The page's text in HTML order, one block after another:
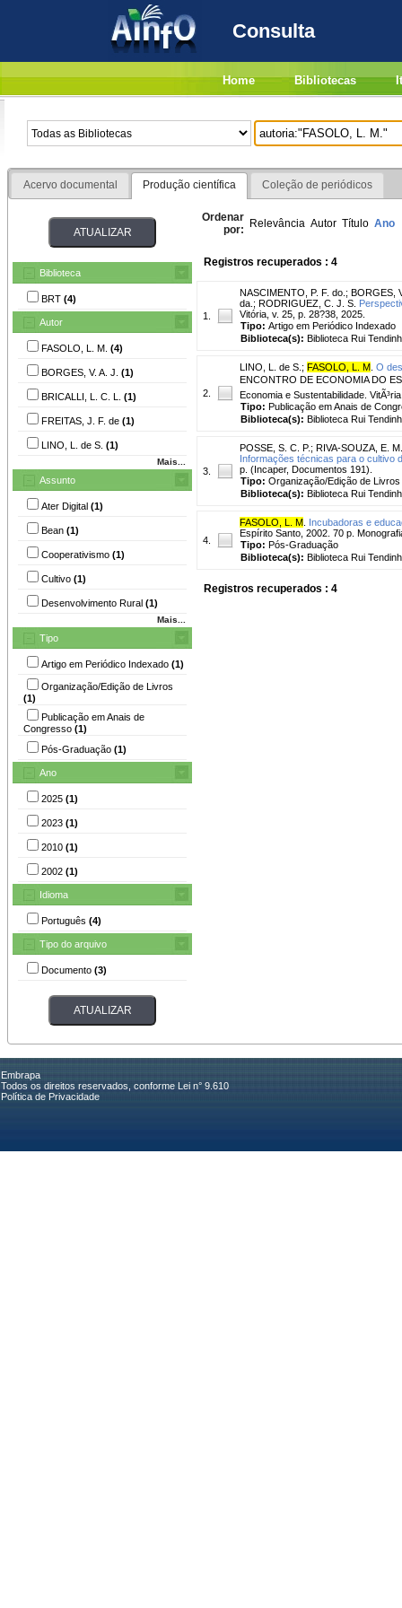
Consulta
Home Bibliotecas
Acervo documental Produção científica Coleção de periódicos
Biblioteca
BRT (4)
Autor
FASOLO, L. M. (4)
BORGES, V. A. J. (1)
BRICALLI, L. C. L. (1)
FREITAS, J. F. de (1)
LINO, L. de S. (1)
Mais...
Assunto
Ater Digital (1)
Bean (1)
Cooperativismo (1)
Cultivo (1)
Desenvolvimento Rural (1)
Mais...
Tipo
Artigo em Periódico Indexado (1)
Organização/Edição de Livros
(1)
Publicação em Anais de
Congresso (1)
Pós-Graduação (1)
Ano
2025 (1)
2023 (1)
2010 (1)
2002 (1)
Idioma
Português (4)
Tipo do arquivo
Documento (3)
Ordenar
por: Relevância Autor Título Ano
Registros recuperados : 4
1.
NASCIMENTO, P. F. do. ; BORGES,
da. ; RODRIGUEZ, C. J. S.
Vitória, v. 25, p. 28?38, 2025.
Tipo: Artigo em Periódico Indexado
Biblioteca(s): Biblioteca Rui
2.
LINO, L. de S. ; FASOLO, L. M O
ENCONTRO DE ECONOMIA DO
Economia e Sustentabilidade.
Tipo: Publicação em Anais de
Biblioteca(s): Biblioteca Rui
3.
POSSE, S. C. P. ; RIVA-SOUZA, E. M.
Informações técnicas para o cultivo
p. (Incaper, Documentos 191).
Tipo: Organização/Edição de Livros
Biblioteca(s): Biblioteca Rui
4.
FASOLO, L. M Incubadoras e
Espírito Santo, 2002. 70 p.
Tipo: Pós-Graduação
Biblioteca(s): Biblioteca Rui
Registros recuperados : 4
Embrapa
Todos os direitos reservados, conforme Lei n° 9.610
Política de Privacidade